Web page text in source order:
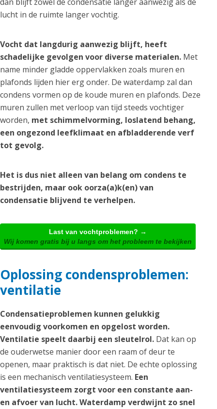
lucht in de ruimte langer vochtig.
Vocht dat langdurig aanwezig blijft, heeft
schadelijke gevolgen voor diverse materialen. Met
name minder gladde oppervlakken zoals muren en
plafonds lijden hier erg onder. De waterdamp zal dan
condens vormen op de koude muren en plafonds. Deze
muren zullen met verloop van tijd steeds vochtiger
worden, met schimmelvorming, loslatend behang,
een ongezond leefklimaat en afbladderende verf
tot gevolg.
Het is dus niet alleen van belang om condens te
bestrijden, maar ook oorza(a)k(en) van
condensatie blijvend te verhelpen.
Last van vochtproblemen? →
Wij komen gratis bij u langs om het probleem te bekijken
Oplossing condensproblemen:
ventilatie
Condensatieproblemen kunnen gelukkig
eenvoudig voorkomen en opgelost worden.
Ventilatie speelt daarbij een sleutelrol. Dat kan op
de ouderwetse manier door een raam of deur te
openen, maar praktisch is dat niet. De echte oplossing
is een mechanisch ventilatiesysteem. Een
ventilatiesysteem zorgt voor een constante aan-
en afvoer van lucht. Waterdamp verdwijnt zo snel